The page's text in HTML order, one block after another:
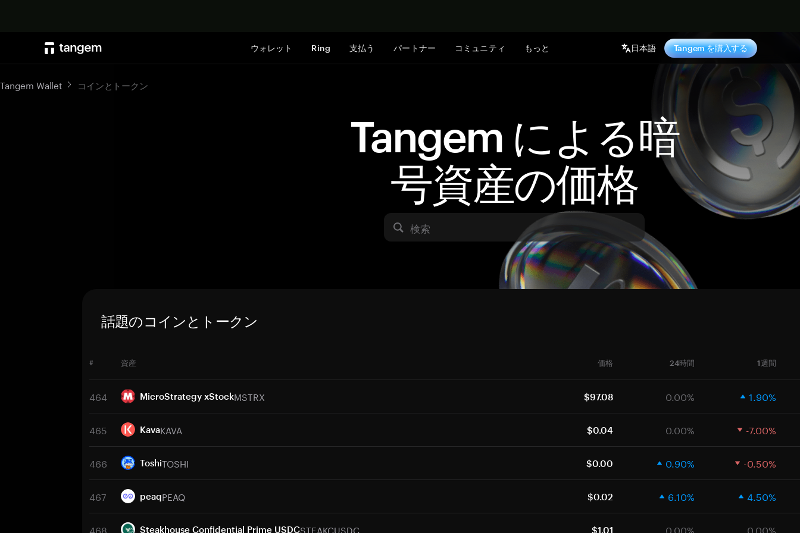
ウォレット Ring 支払う パートナー コミュニティ もっと 日本語 Tangem を購入する
Tangem による暗
号資産の価格
検索
Tangem Wallet コインとトークン
話題のコインとトークン
# 資産 価格 24時間 1週間
464 MicroStrategy xStockMSTRX $97.08 0.00% 1.90%
465 KavaKAVA $0.04 0.00% -7.00%
466 ToshiTOSHI $0.00 0.90% -0.50%
467 peaqPEAQ $0.02 6.10% 4.50%
468 Steakhouse Confidential Prime USDCSTEAKCUSDC $1.01 0.00% 0.00%